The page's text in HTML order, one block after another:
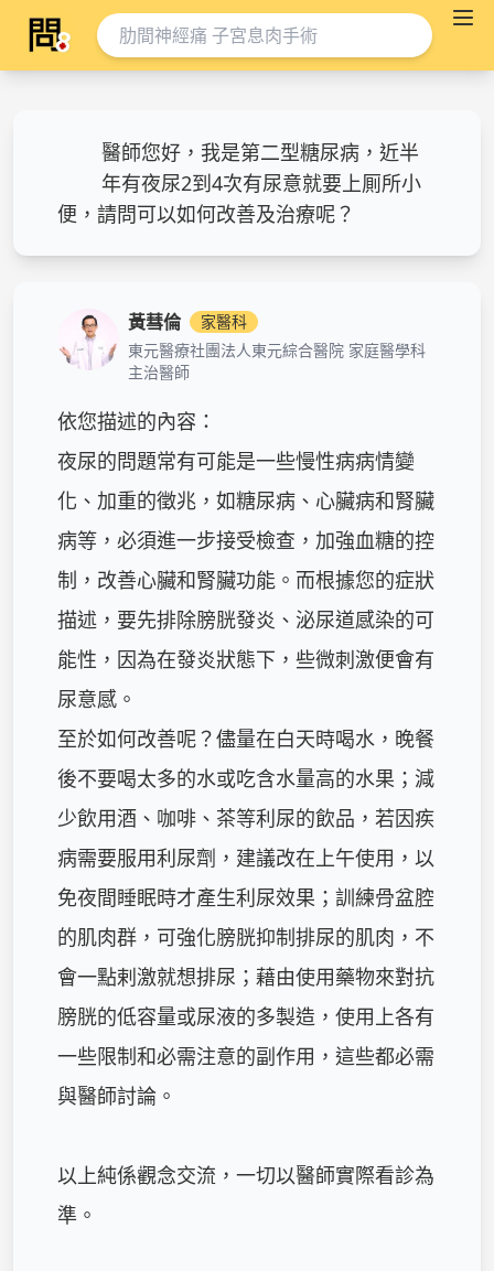
醫師您好，我是第二型糖尿病，近半
年有夜尿2到4次有尿意就要上厠所小
便，請問可以如何改善及治療呢？
黃彗倫
家醫科
東元醫療社團法人東元綜合醫院 家庭醫學科
主治醫師
依您描述的內容：
夜尿的問題常有可能是一些慢性病病情變
化、加重的徵兆，如糖尿病、心臟病和腎臟
病等，必須進一步接受檢查，加強血糖的控
制，改善心臟和腎臟功能。而根據您的症狀
描述，要先排除膀胱發炎、泌尿道感染的可
能性，因為在發炎狀態下，些微刺激便會有
尿意感。
至於如何改善呢？儘量在白天時喝水，晚餐
後不要喝太多的水或吃含水量高的水果；減
少飲用酒、咖啡、茶等利尿的飲品，若因疾
病需要服用利尿劑，建議改在上午使用，以
免夜間睡眠時才產生利尿效果；訓練骨盆腔
的肌肉群，可強化膀胱抑制排尿的肌肉，不
會一點剌激就想排尿；藉由使用藥物來對抗
膀胱的低容量或尿液的多製造，使用上各有
一些限制和必需注意的副作用，這些都必需
與醫師討論。
以上純係觀念交流，一切以醫師實際看診為
準。